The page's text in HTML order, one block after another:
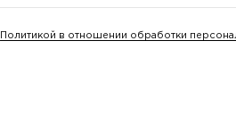
Политикой в отношении обработки